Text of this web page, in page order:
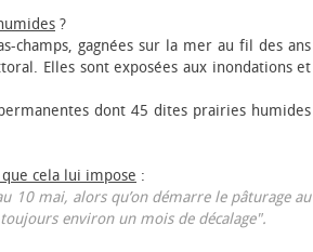
?
champs, gagnées sur la mer au fil des ans
Elles sont exposées aux inondations et
dont 45 dites prairies humides
cela lui impose :
10 mai, alors qu’on démarre le pâturage au
environ un mois de décalage".